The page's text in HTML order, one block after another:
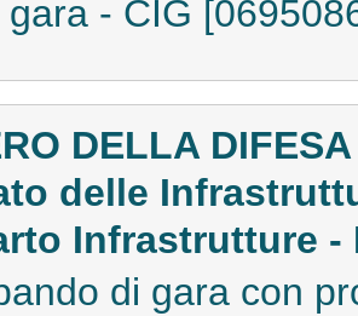
gara - CIG
DELLA DIFESA
delle
Infrastrutture
di gara con